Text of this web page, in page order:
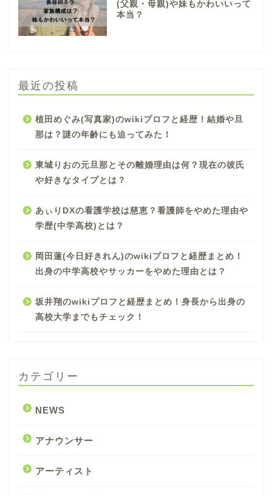
(父親・母親)や妹もかわいいって
本当？
最近の投稿
植田めぐみ(写真家)のwikiプロフと経歴！結婚や旦
那は？謎の年齢にも迫ってみた！
東城りおの元旦那とその離婚理由は何？現在の彼氏
や好きなタイプとは？
あぃりDXの看護学校は慈恵？看護師をやめた理由や
学歴(中学高校)とは？
岡田蓮(今日好きれん)のwikiプロフと経歴まとめ！
出身の中学高校やサッカーをやめた理由とは？
坂井翔のwikiプロフと経歴まとめ！身長から出身の
高校大学までもチェック！
カテゴリー
NEWS
アナウンサー
アーティスト